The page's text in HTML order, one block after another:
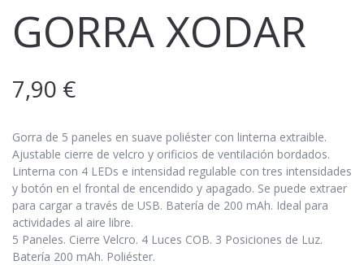
GORRA XODAR
7,90 €
Gorra de 5 paneles en suave poliéster con linterna extraible.
Ajustable cierre de velcro y orificios de ventilación bordados.
Linterna con 4 LEDs e intensidad regulable con tres intensidades
y botón en el frontal de encendido y apagado. Se puede extraer
para cargar a través de USB. Batería de 200 mAh. Ideal para
actividades al aire libre.
5 Paneles. Cierre Velcro. 4 Luces COB. 3 Posiciones de Luz.
Batería 200 mAh. Poliéster.